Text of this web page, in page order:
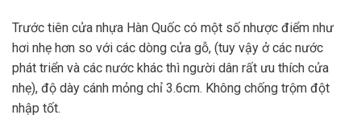
Trước tiên cửa nhựa Hàn Quốc có một số nhược điểm như
hơi nhẹ hơn so với các dòng cửa gỗ, (tuy vậy ở các nước
phát triển và các nước khác thì người dân rất ưu thích cửa
nhẹ), độ dày cánh mỏng chỉ 3.6cm. Không chống trộm đột
nhập tốt.